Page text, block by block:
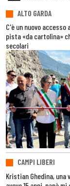
ALTO GARDA
C'è un nuovo
pista «da cartolina»
secolari
CAMPI LIBERI
Kristian Ghedina, una